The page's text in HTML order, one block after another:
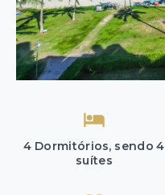
4 Dormitórios, sendo 4
suítes